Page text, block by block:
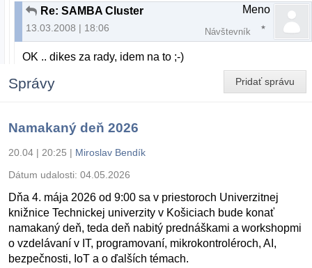
Re: SAMBA Cluster
13.03.2008 | 18:06
Meno
Návštevník
OK .. dikes za rady, idem na to ;-)
Pridať správu
Správy
Namakaný deň 2026
20.04 | 20:25 | Miroslav Bendík
Dátum udalosti: 04.05.2026
Dňa 4. mája 2026 od 9:00 sa v priestoroch Univerzitnej
knižnice Technickej univerzity v Košiciach bude konať
namakaný deň, teda deň nabitý prednáškami a workshopmi
o vzdelávaní v IT, programovaní, mikrokontroléroch, AI,
bezpečnosti, IoT a o ďalších témach.